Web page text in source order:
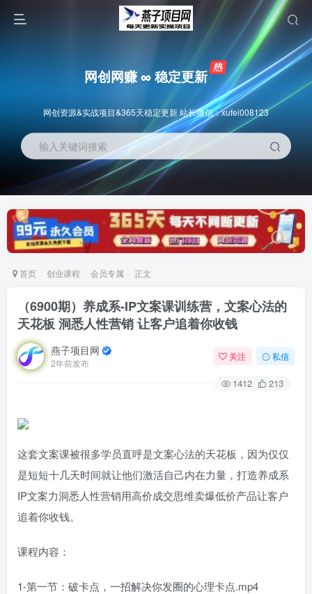
网创网赚 ∞ 稳定更新
网创资源&实战项目&365天稳定更新 站长微信：xufei008123
输入关键词搜索
首页 创业课程 会员专属 正文
（6900期）养成系-IP文案课训练营，文案心法的
天花板 洞悉人性营销 让客户追着你收钱
燕子项目网
2年前发布
关注 私信
1412 213
这套文案课被很多学员直呼是文案心法的天花板，因为仅仅
是短短十几天时间就让他们激活自己内在力量，打造养成系
IP文案力洞悉人性营销用高价成交思维卖爆低价产品让客户
追着你收钱。
课程内容：
1-第一节：破卡点，一招解决你发圈的心理卡点.mp4